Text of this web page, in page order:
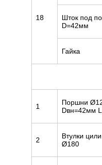
18
Шток под
D=42мм
Гайка
1
Поршни
Dвн=42мм
2
Втулки
Ø180